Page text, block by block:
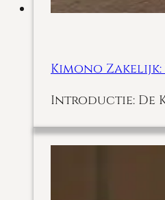
Kimono
Introductie: De